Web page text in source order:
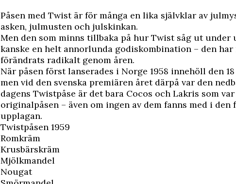
Påsen med Twist är för många en lika självklar av
asken, julmusten och julskinkan.
Men den som minns tillbaka på hur Twist såg ut under
kanske en helt annorlunda godiskombination – den
förändrats radikalt genom åren.
När påsen först lanserades i Norge 1958 innehöll den
men vid den svenska premiären året därpå var den
dagens Twistpåse är det bara Cocos och Lakris som
originalpåsen – även om ingen av dem fanns med i den
upplagan.
Twistpåsen 1959
Romkräm
Krusbärskräm
Mjölkmandel
Nougat